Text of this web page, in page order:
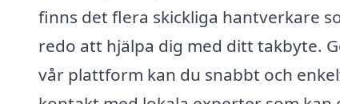
finns det flera skickliga hantverkare
redo att hjälpa dig med ditt takbyte.
vår plattform kan du snabbt och